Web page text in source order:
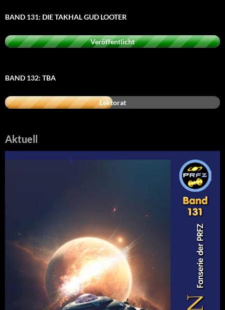
BAND 131: DIE TAKHAL GUD LOOTER
Veröffentlicht
BAND 132: TBA
Lektorat
Aktuell